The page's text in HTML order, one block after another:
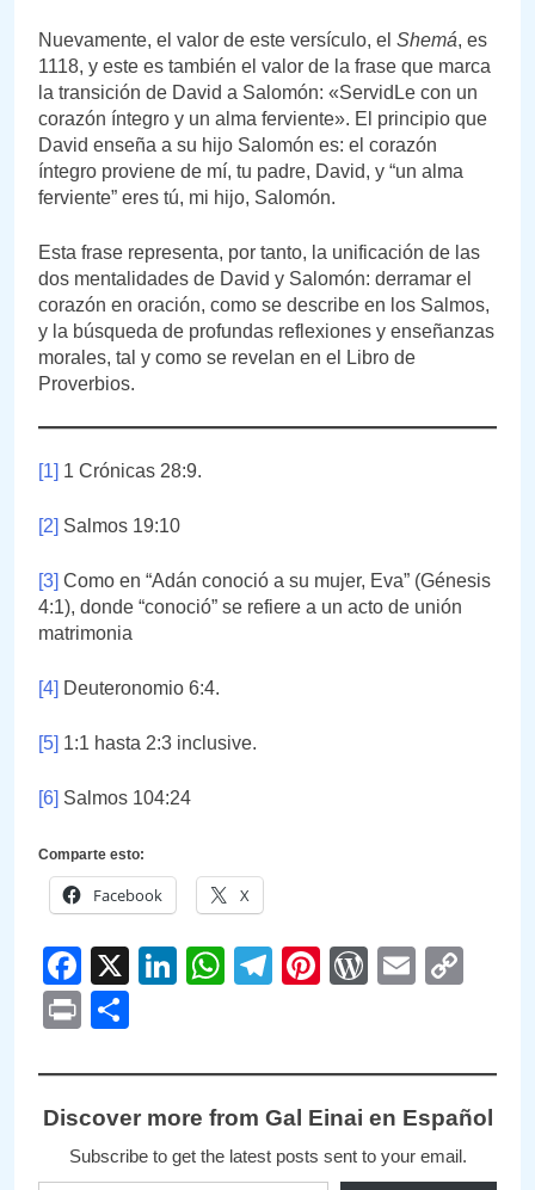
Nuevamente, el valor de este versículo, el Shemá, es
1118, y este es también el valor de la frase que marca
la transición de David a Salomón: «ServidLe con un
corazón íntegro y un alma ferviente». El principio que
David enseña a su hijo Salomón es: el corazón
íntegro proviene de mí, tu padre, David, y “un alma
ferviente” eres tú, mi hijo, Salomón.
Esta frase representa, por tanto, la unificación de las
dos mentalidades de David y Salomón: derramar el
corazón en oración, como se describe en los Salmos,
y la búsqueda de profundas reflexiones y enseñanzas
morales, tal y como se revelan en el Libro de
Proverbios.
[1] 1 Crónicas 28:9.
[2] Salmos 19:10
[3] Como en “Adán conoció a su mujer, Eva” (Génesis
4:1), donde “conoció” se refiere a un acto de unión
matrimonia
[4] Deuteronomio 6:4.
[5] 1:1 hasta 2:3 inclusive.
[6] Salmos 104:24
Comparte esto:
Facebook X
Facebook
X LinkedIn
WhatsApp
Telegram
PinterestEmail
Print
Discover more from Gal Einai en Español
Subscribe to get the latest posts sent to your email.
Type your email…